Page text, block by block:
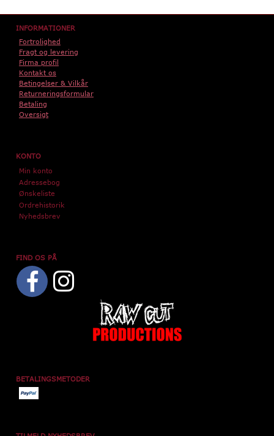
INFORMATIONER
Fortrolighed
Fragt og levering
Firma profil
Kontakt os
Betingelser & Vilkår
Returneringsformular
Betaling
Oversigt
KONTO
Min konto
Adressebog
Ønskeliste
Ordrehistorik
Nyhedsbrev
FIND OS PÅ
BETALINGSMETODER